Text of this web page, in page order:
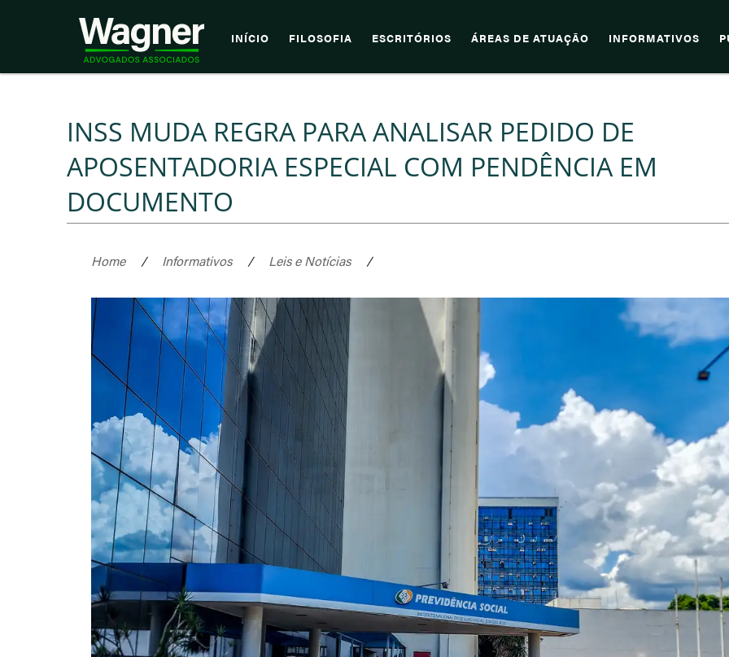
INÍCIO FILOSOFIA ESCRITÓRIOS ÁREAS DE ATUAÇÃO INFORMATIVOS
INSS MUDA REGRA PARA ANALISAR PEDIDO DE
APOSENTADORIA ESPECIAL COM PENDÊNCIA EM
DOCUMENTO
Home / Informativos / Leis e Notícias /